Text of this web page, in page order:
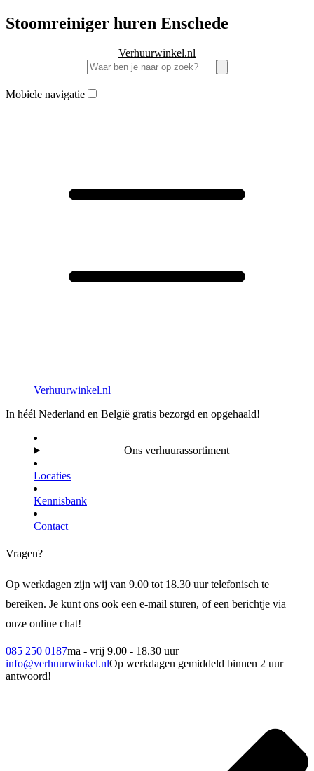
Stoomreiniger huren Enschede
Verhuurwinkel.nl
Mobiele navigatie
Verhuurwinkel.nl
In héél Nederland en België gratis bezorgd en opgehaald!
Ons verhuurassortiment
Locaties
Kennisbank
Contact
Vragen?
Op werkdagen zijn wij van 9.00 tot 18.30 uur telefonisch te
bereiken. Je kunt ons ook een e-mail sturen, of een berichtje via
onze online chat!
085 250 0187ma - vrij 9.00 - 18.30 uur
info@verhuurwinkel.nlOp werkdagen gemiddeld binnen 2 uur
antwoord!